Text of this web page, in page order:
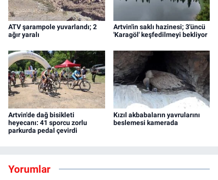
ATV şarampole yuvarlandı; 2
ağır yaralı
Artvin'in saklı hazinesi; 3'üncü
'Karagöl' keşfedilmeyi bekliyor
Artvin'de dağ bisikleti
heyecanı: 41 sporcu zorlu
parkurda pedal çevirdi
Kızıl akbabaların yavrularını
beslemesi kamerada
Yorumlar